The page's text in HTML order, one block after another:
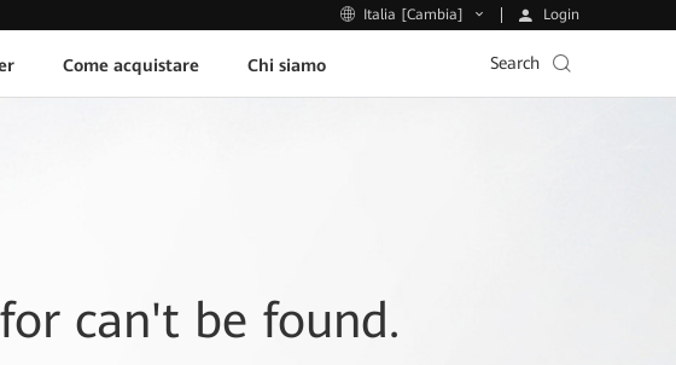
Italia [Cambia] Login
Come acquistare Chi siamo Search
can't be found.